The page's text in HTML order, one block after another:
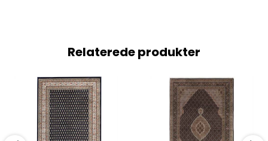
Relaterede produkter